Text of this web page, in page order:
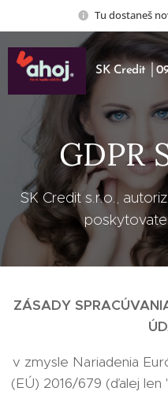
Tu dostaneš
SK Credit
GDPR
SK Credit s.r.o.,
ZÁSADY
v zmysle Nariadenia
(EÚ) 2016/679 (ďalej len